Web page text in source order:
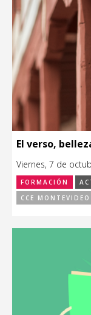
El verso,
Viernes, 7 de
FORMACIÓN
CCE